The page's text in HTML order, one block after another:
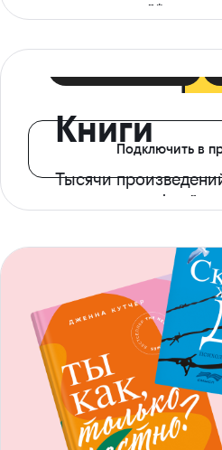
ограничений*
Книги
Тысячи
с доступом офлайн
Подключить в